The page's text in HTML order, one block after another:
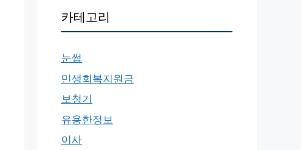
카테고리
눈썹
민생회복지원금
보청기
유용한정보
이사